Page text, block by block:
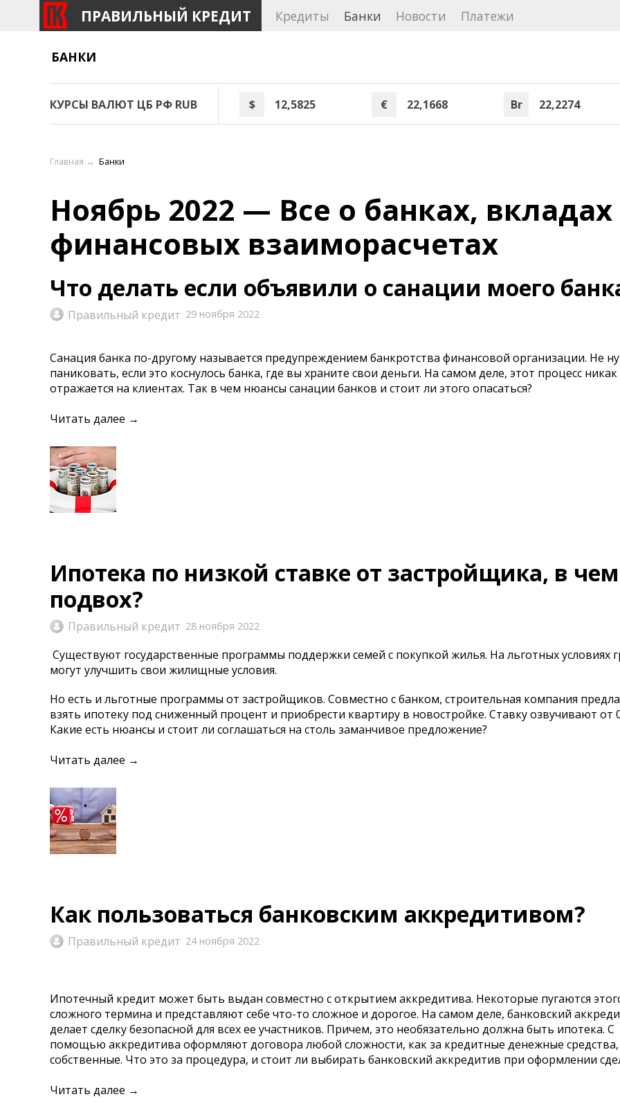
ПРАВИЛЬНЫЙ КРЕДИТ Кредиты Банки Новости Платежи
БАНКИ
КУРСЫ ВАЛЮТ ЦБ РФ RUB $ 12,5825 € 22,1668 Br 22,2274
Главная → Банки
Ноябрь 2022 — Все о банках,
финансовых взаиморасчетах
Что делать если объявили о санации моего
Правильный кредит 29 ноября 2022
Санация банка по-другому называется предупреждением банкротства финансовой организации. Не
паниковать, если это коснулось банка, где вы храните свои деньги. На самом деле, этот процесс
отражается на клиентах. Так в чем нюансы санации банков и стоит ли этого опасаться?
Читать далее →
Ипотека по низкой ставке от застройщика, в чем
подвох?
Правильный кредит 28 ноября 2022
Существуют государственные программы поддержки семей с покупкой жилья. На льготных условиях
могут улучшить свои жилищные условия.
Но есть и льготные программы от застройщиков. Совместно с банком, строительная компания
взять ипотеку под сниженный процент и приобрести квартиру в новостройке. Ставку озвучивают от
Какие есть нюансы и стоит ли соглашаться на столь заманчивое предложение?
Читать далее →
Как пользоваться банковским аккредитивом?
Правильный кредит 24 ноября 2022
Ипотечный кредит может быть выдан совместно с открытием аккредитива. Некоторые пугаются
сложного термина и представляют себе что-то сложное и дорогое. На самом деле, банковский
делает сделку безопасной для всех ее участников. Причем, это необязательно должна быть ипотека. С
помощью аккредитива оформляют договора любой сложности, как за кредитные денежные средства,
собственные. Что это за процедура, и стоит ли выбирать банковский аккредитив при оформлении
Читать далее →